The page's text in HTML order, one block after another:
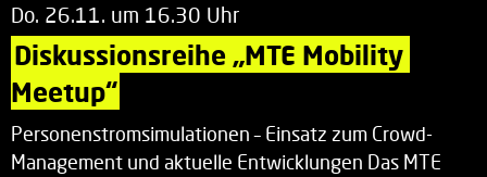
Do. 26.11. um 16.30 Uhr
Diskussionsreihe „MTE Mobility
Meetup“
Personenstromsimulationen – Einsatz zum Crowd-
Management und aktuelle Entwicklungen Das MTE